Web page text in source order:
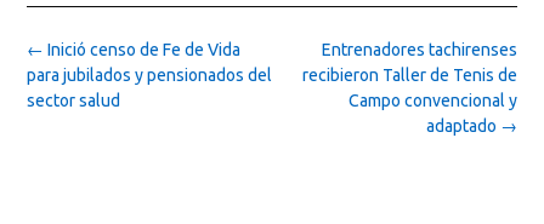
Post
navigation
Entrenadores tachirenses
recibieron Taller de Tenis de
Campo convencional y
adaptado →
← Inició censo de Fe de Vida
para jubilados y pensionados del
sector salud